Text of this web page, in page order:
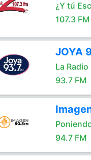
¿Y tú
107.3 FM
JOYA
La
93.7 FM
94.7 FM